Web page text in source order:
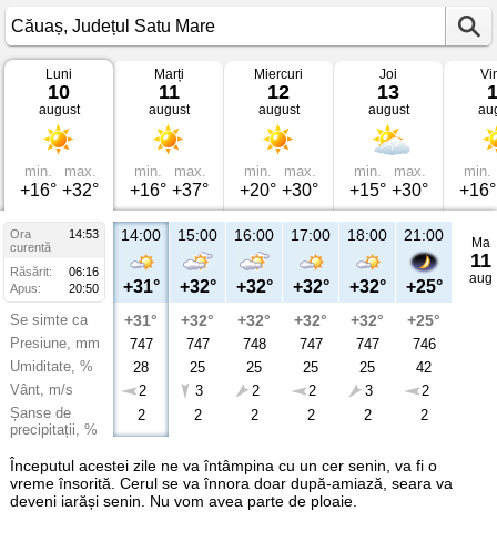
Vremea
Căuaș
Județul
Satu
Luni
10
august
min.
+16°
max.
+32°
Marți
11
august
min.
+16°
max.
+37°
Miercuri
12
august
min.
+20°
max.
+30°
Joi
13
august
min.
+15°
max.
+30°
min.
+16°
Ora
14:53
curentă
Răsărit:
06:16
Apus:
20:50
Se simte ca
Presiune, mm
Umiditate, %
Vânt, m/s
Șanse de
precipitații, %
14:00
+31°
+31°
747
28
2
2
15:00
+32°
+32°
747
25
3
2
16:00
+32°
+32°
748
25
2
2
17:00
+32°
+32°
747
25
2
2
18:00
+32°
+32°
747
25
3
2
21:00
+25°
+25°
746
42
2
2
Ma
11
aug
Începutul acestei zile ne va întâmpina cu un cer senin, va fi o
vreme însorită. Cerul se va înnora doar după-amiază, seara va
deveni iarăși senin. Nu vom avea parte de ploaie.